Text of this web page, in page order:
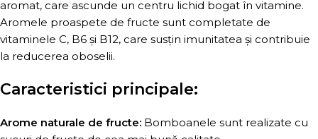
aromat, care ascunde un centru lichid bogat în vitamine.
Aromele proaspete de fructe sunt completate de
vitaminele C, B6 și B12, care susțin imunitatea și contribuie
la reducerea oboselii.
Caracteristici principale:
Arome naturale de fructe: Bomboanele sunt realizate cu